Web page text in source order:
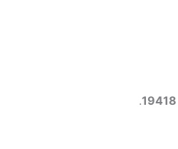
19418
.